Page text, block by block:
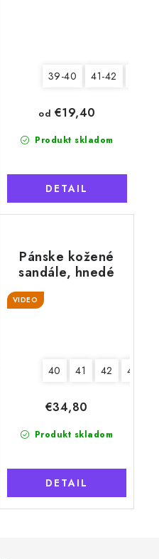
39-40 41-42
Produkt skladom
od €19,40
DETAIL
42
Pánske kožené
sandále, hnedé
VIDEO
40 41 42 43
Produkt skladom
€34,80
DETAIL